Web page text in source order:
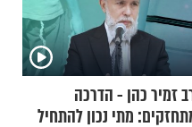
זמיר כהן - הדרכה
מתי נכון להתחיל